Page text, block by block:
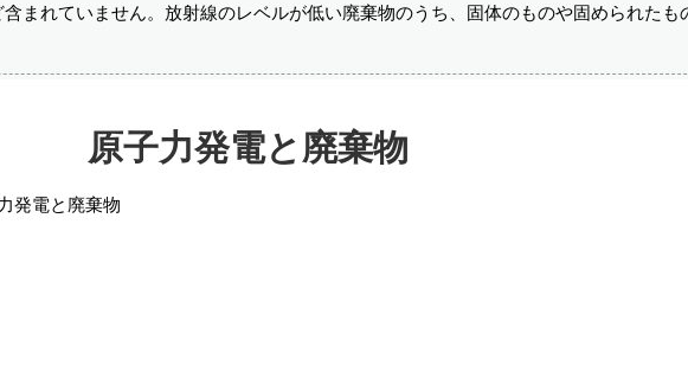
まれていません。放射線のレベルが低い廃棄物のうち、固体のものや固められたも
原子力発電と廃棄物